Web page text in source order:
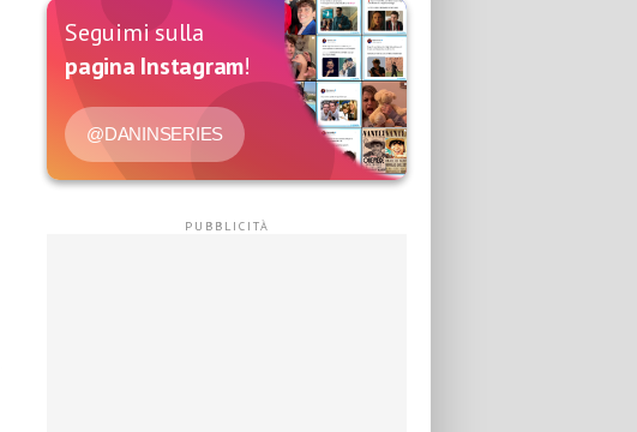
Seguimi sulla
pagina Instagram!
@DANINSERIES